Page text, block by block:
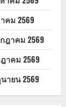
คม 2569
ฎาคม 2569
าคม 2569
ายน 2569